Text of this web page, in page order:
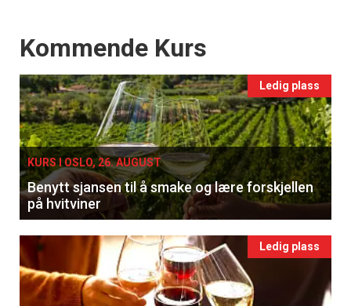
Events
Kommende Kurs
Ledig plass
KURS I OSLO, 26. AUGUST
Benytt sjansen til å smake og lære forskjellen
på hvitviner
Ledig plass